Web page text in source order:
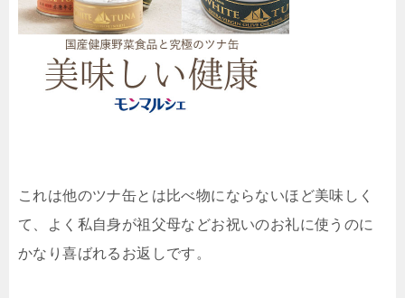
これは他のツナ缶とは比べ物にならないほど美味しく
て、よく私自身が祖父母などお祝いのお礼に使うのに
かなり喜ばれるお返しです。